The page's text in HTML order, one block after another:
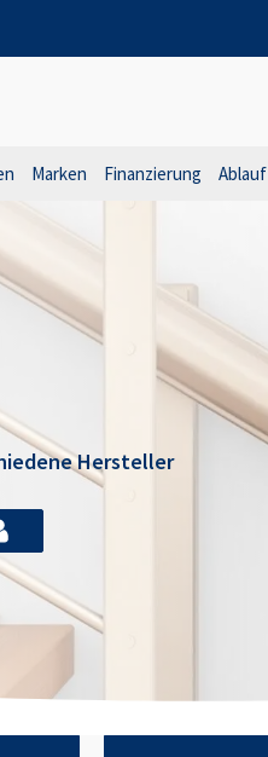
Marken Finanzierung Ablauf
Hersteller